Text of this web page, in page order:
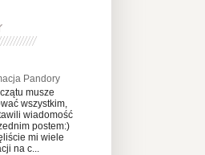
Pandory
musze
wszystkim,
wiadomość
postem:)
mi wiele
na c...